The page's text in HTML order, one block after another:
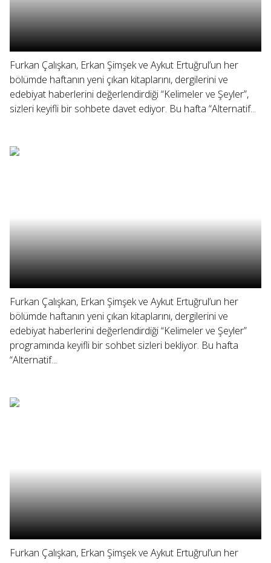
Furkan Çalışkan, Erkan Şimşek ve Aykut Ertuğrul’un her
bölümde haftanın yeni çıkan kitaplarını, dergilerini ve
edebiyat haberlerini değerlendirdiği “Kelimeler ve Şeyler”,
sizleri keyifli bir sohbete davet ediyor. Bu hafta “Alternatif...
Furkan Çalışkan, Erkan Şimşek ve Aykut Ertuğrul’un her
bölümde haftanın yeni çıkan kitaplarını, dergilerini ve
edebiyat haberlerini değerlendirdiği “Kelimeler ve Şeyler”
programında keyifli bir sohbet sizleri bekliyor. Bu hafta
“Alternatif...
Furkan Çalışkan, Erkan Şimşek ve Aykut Ertuğrul’un her